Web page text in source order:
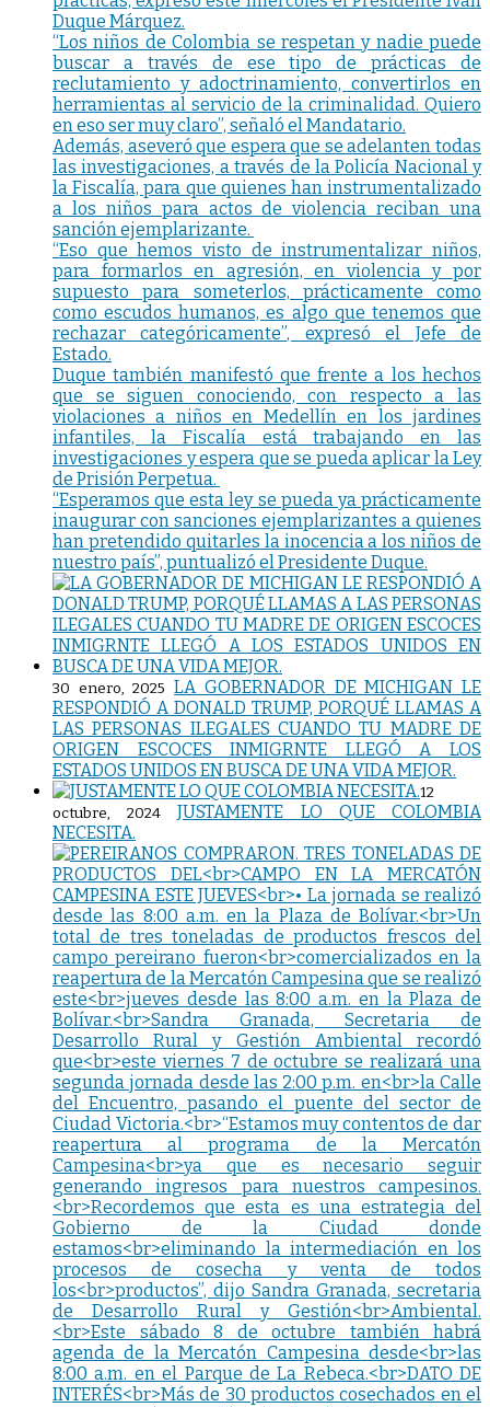
Duque Márquez.
“Los niños de Colombia se respetan y nadie puede
buscar a través de ese tipo de prácticas de
reclutamiento y adoctrinamiento, convertirlos en
herramientas al servicio de la criminalidad. Quiero
en eso ser muy claro”, señaló el Mandatario.
Además, aseveró que espera que se adelanten todas
las investigaciones, a través de la Policía Nacional y
la Fiscalía, para que quienes han instrumentalizado
a los niños para actos de violencia reciban una
sanción ejemplarizante.
“Eso que hemos visto de instrumentalizar niños,
para formarlos en agresión, en violencia y por
supuesto para someterlos, prácticamente como
como escudos humanos, es algo que tenemos que
rechazar categóricamente”, expresó el Jefe de
Estado.
Duque también manifestó que frente a los hechos
que se siguen conociendo, con respecto a las
violaciones a niños en Medellín en los jardines
infantiles, la Fiscalía está trabajando en las
investigaciones y espera que se pueda aplicar la Ley
de Prisión Perpetua.
“Esperamos que esta ley se pueda ya prácticamente
inaugurar con sanciones ejemplarizantes a quienes
han pretendido quitarles la inocencia a los niños de
nuestro país”, puntualizó el Presidente Duque.
30 enero, 2025 LA GOBERNADOR DE MICHIGAN LE
RESPONDIÓ A DONALD TRUMP, PORQUÉ LLAMAS A
LAS PERSONAS ILEGALES CUANDO TU MADRE DE
ORIGEN ESCOCES INMIGRNTE LLEGÓ A LOS
ESTADOS UNIDOS EN BUSCA DE UNA VIDA MEJOR.
12
octubre, 2024
JUSTAMENTE LO QUE COLOMBIA
NECESITA.